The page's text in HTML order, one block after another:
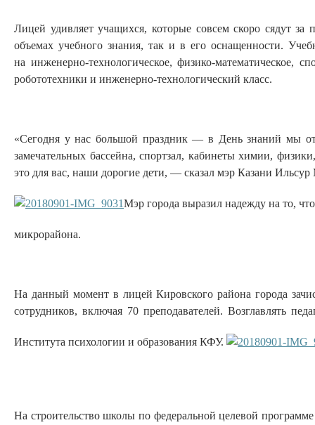
Лицей удивляет учащихся, которые совсем скоро сядут
объемах учебного знания, так и в его оснащенности.
на инженерно-технологическое, физико-математическое,
робототехники и инженерно-технологический класс.
«Сегодня у нас большой праздник — в День знаний мы
замечательных бассейна, спортзал, кабинеты химии,
это для вас, наши дорогие дети, — сказал мэр Казани
Мэр города выразил надежду на то,
микрорайона.
На данный момент в лицей Кировского района города
сотрудников, включая 70 преподавателей. Возглавлять
Института психологии и образования КФУ.
На строительство школы по федеральной целевой